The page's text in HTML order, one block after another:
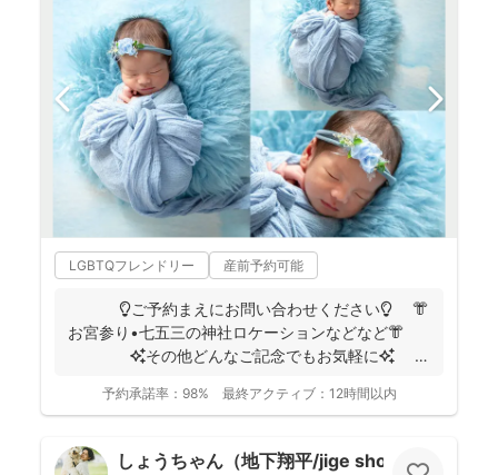
LGBTQフレンドリー 産前予約可能
💡ご予約まえにお問い合わせください💡 👘
お宮参り•七五三の神社ロケーションなどなど👘
✨その他どんなご記念でもお気軽に✨
予約承諾率： 98% 最終アクティブ： 12時間以内
しょうちゃん（地下翔平/jige shohe）